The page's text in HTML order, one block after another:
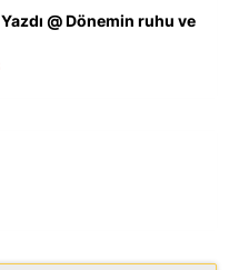
@ Dönemin ruhu ve